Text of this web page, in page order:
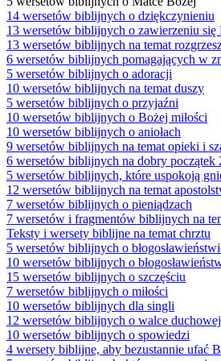
14 wersetów biblijnych o dziękczynieniu
13 wersetów biblijnych o zawierzeniu się
13 wersetów biblijnych na temat
6 wersetów biblijnych pomagających w
5 wersetów biblijnych o adoracji
10 wersetów biblijnych na temat duszy
5 wersetów biblijnych o przyjaźni
10 wersetów biblijnych o Bożej miłości
10 wersetów biblijnych o aniołach
9 wersetów biblijnych na temat opieki i
6 wersetów biblijnych na dobry początek
5 wersetów biblijnych, które uspokoją
12 wersetów biblijnych na temat
7 wersetów biblijnych o pieniądzach
7 wersetów i fragmentów biblijnych na
Teksty i wersety biblijne na temat chrztu
5 wersetów biblijnych o
10 wersetów biblijnych o
15 wersetów biblijnych o szczęściu
7 wersetów biblijnych o miłości
10 wersetów biblijnych dla singli
12 wersetów biblijnych o walce duchowej
10 wersetów biblijnych o spowiedzi
4 wersety biblijne, aby bezustannie ufać